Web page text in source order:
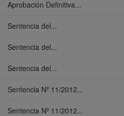
Aprobación Definitiva...
Sentencia del...
Sentencia del...
Sentencia del...
Sentencia Nº 11/2012...
Sentencia Nº 11/2012...